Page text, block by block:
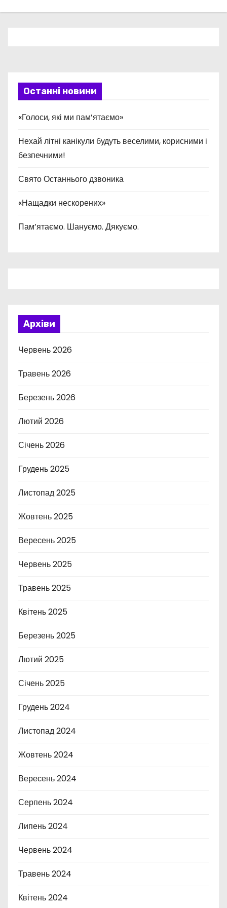
Останні новини
«Голоси, які ми пам’ятаємо»
Нехай літні канікули будуть веселими, корисними і
безпечними!
Свято Останнього дзвоника
«Нащадки нескорених»
Пам’ятаємо. Шануємо. Дякуємо.
Архіви
Червень 2026
Травень 2026
Березень 2026
Лютий 2026
Січень 2026
Грудень 2025
Листопад 2025
Жовтень 2025
Вересень 2025
Червень 2025
Травень 2025
Квітень 2025
Березень 2025
Лютий 2025
Січень 2025
Грудень 2024
Листопад 2024
Жовтень 2024
Вересень 2024
Серпень 2024
Липень 2024
Червень 2024
Травень 2024
Квітень 2024